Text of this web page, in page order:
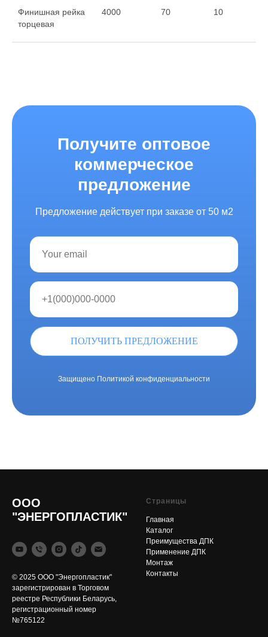
Финишная рейка
торцевая
4000 70 10
Получите оптовое
коммерческое
предложение
Предложение действует при заказе от 50 м2
ПОЛУЧИТЬ ПРЕДЛОЖЕНИЕ
Защищено Политикой конфиденциальности
ООО
"ЭНЕРГОПЛАСТИК"
© 2025 ООО "Энергопластик"
зарегистрирован в Торговом
реестре Республики Беларусь,
регистрационный номер
№765122
Страницы
Главная
Каталог
Преимущества ДПК
Применение ДПК
Монтаж
Контакты